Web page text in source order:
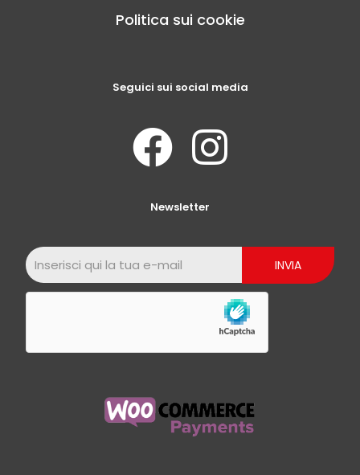
Politica sui cookie
Seguici sui social media
Newsletter